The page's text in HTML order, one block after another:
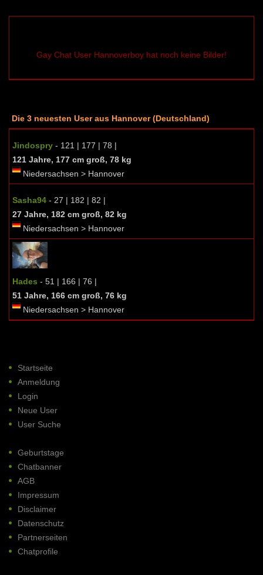
Gay Chat User Hannoverboy hat noch keine Bilder!
Die 3 neuesten User aus Hannover (Deutschland)
Jindospry - 121 | 177 | 78 |
121 Jahre, 177 cm groß, 78 kg
Niedersachsen > Hannover
Sasha94 - 27 | 182 | 82 |
27 Jahre, 182 cm groß, 82 kg
Niedersachsen > Hannover
Hades - 51 | 166 | 76 |
51 Jahre, 166 cm groß, 76 kg
Niedersachsen > Hannover
Startseite
Anmeldung
Login
Neue User
User Suche
Geburtstage
Chatbanner
AGB
Impressum
Disclaimer
Datenschutz
Partnerseiten
Chatprofile